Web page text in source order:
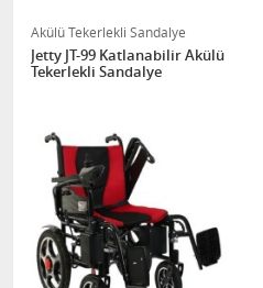
Akülü Tekerlekli Sandalye
Jetty JT-99 Katlanabilir Akülü
Tekerlekli Sandalye